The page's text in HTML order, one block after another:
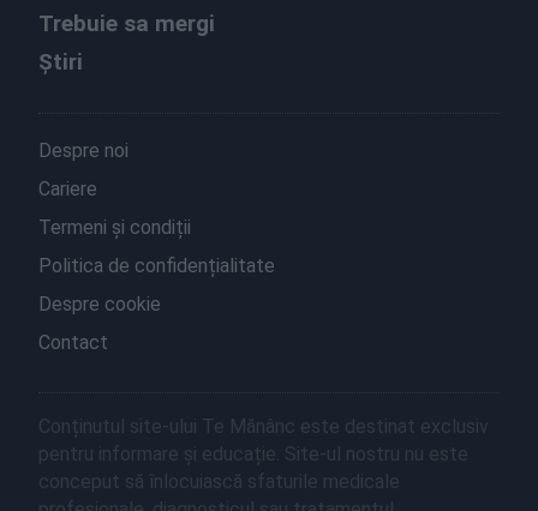
Trebuie sa mergi
Știri
Despre noi
Cariere
Termeni și condiții
Politica de confidențialitate
Despre cookie
Contact
Conținutul site-ului Te Mănânc este destinat exclusiv
pentru informare și educație. Site-ul nostru nu este
conceput să înlocuiască sfaturile medicale